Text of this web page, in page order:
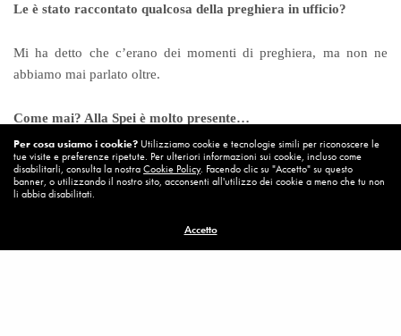
Le è stato raccontato qualcosa della preghiera in ufficio?
Mi ha detto che c’erano dei momenti di preghiera, ma non ne
abbiamo mai parlato oltre.
Come mai? Alla Spei è molto presente…
Non lo so. Ebbe un periodo di spiritualità tanti anni fa, quando
venne con noi in un pellegrinaggio a Medjugorje, ma capii che
una ragazza che a lui piaceva molto.
Per cosa usiamo i cookie? Utilizziamo cookie e tecnologie simili per riconoscere le
tue visite e preferenze ripetute. Per ulteriori informazioni sui cookie, incluso come
disabilitarli, consulta la nostraCookie Policy. Facendo clic su "Accetto" su questo
banner, o utilizzando il nostro sito, acconsenti all'utilizzo dei cookie a meno che tu non
li abbia disabilitati.
Accetto